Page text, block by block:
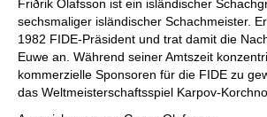
Friðrik Ólafsson ist ein isländischer
sechsmaliger isländischer Schachmeister.
1982 FIDE-Präsident und trat damit die
Euwe an. Während seiner Amtszeit
kommerzielle Sponsoren für die FIDE zu
das Weltmeisterschaftsspiel Karpov-